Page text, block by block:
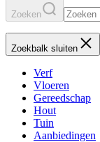
Zoeken
Zoekbalk sluiten
Verf
Vloeren
Gereedschap
Hout
Tuin
Aanbiedingen